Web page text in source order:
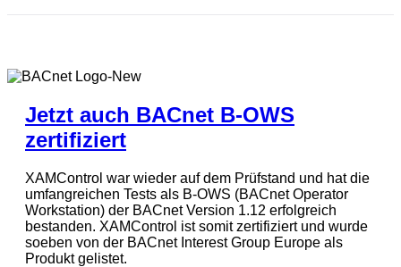
Jetzt auch BACnet B-OWS
zertifiziert
XAMControl war wieder auf dem Prüfstand und hat die
umfangreichen Tests als B-OWS (BACnet Operator
Workstation) der BACnet Version 1.12 erfolgreich
bestanden. XAMControl ist somit zertifiziert und wurde
soeben von der BACnet Interest Group Europe als
Produkt gelistet.